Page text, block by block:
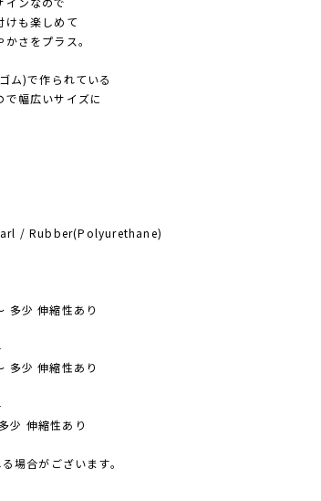
も楽しめて
さをプラス。
ム)で作られている
幅広いサイズに
/ Rubber(Polyurethane)
少 伸縮性あり
少 伸縮性あり
伸縮性あり
場合がございます。